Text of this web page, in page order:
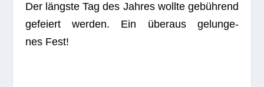
Der längste Tag des Jah­res wollte gebüh­rend
gefei­ert wer­den. Ein über­aus gelun­ge­
nes Fest!